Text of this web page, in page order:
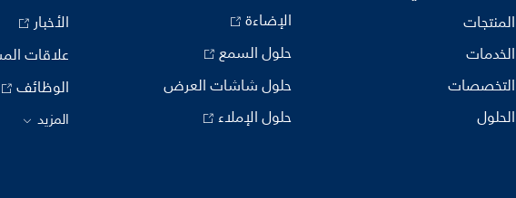
المنتجات
الخدمات
التخصصات
الحلول
الإضاءة
حلول السمع
حلول شاشات العرض
حلول الإملاء
الأخبار
علاقات
الوظائف
المزيد